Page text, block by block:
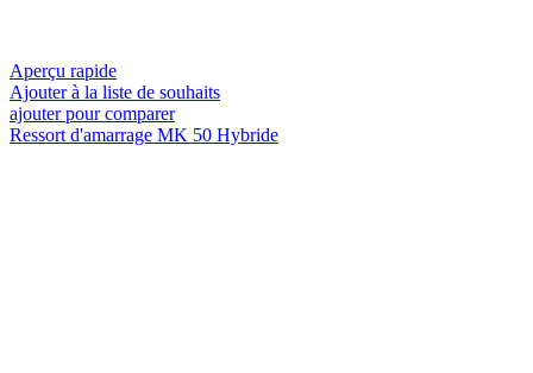
Aperçu rapide
Ajouter à la liste de souhaits
ajouter pour comparer
Ressort d'amarrage MK 50 Hybride